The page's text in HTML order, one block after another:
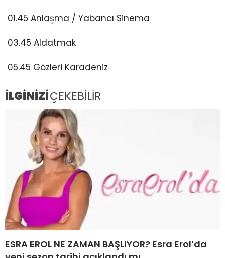
01.45 Anlaşma / Yabancı Sinema
03.45 Aldatmak
05.45 Gözleri Karadeniz
İLGİNİZİÇEKEBİLİR
ESRA EROL NE ZAMAN BAŞLIYOR? Esra Erol’da